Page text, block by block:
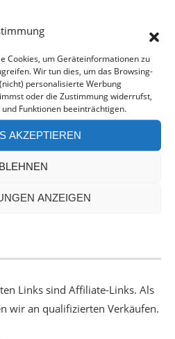
Cookies, um Geräteinformationen zu
Wir tun dies, um das Browsing-
personalisierte Werbung
oder die Zustimmung widerrufst,
Funktionen beeinträchtigen.
AKZEPTIEREN
ANZEIGEN
Links sind Affiliate-Links. Als
wir an qualifizierten Verkäufen.